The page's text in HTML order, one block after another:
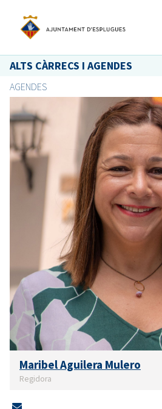
ALTS CÀRRECS I AGENDES
AGENDES
Maribel Aguilera Mulero
Regidora